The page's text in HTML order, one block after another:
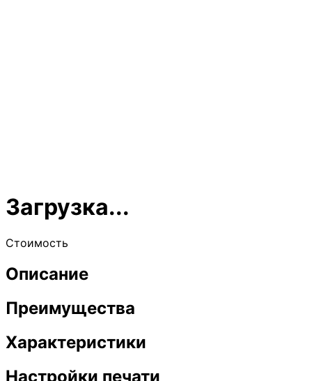
Загрузка...
Стоимость
Описание
Преимущества
Характеристики
Настройки печати